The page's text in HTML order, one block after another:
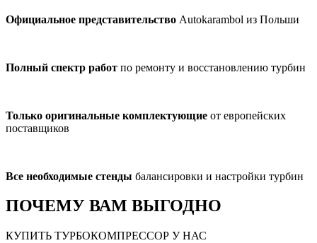
Официальное представительство Autokarambol из Польши
Полный спектр работ по ремонту и восстановлению турбин
Только оригинальные комплектующие от европейских
поставщиков
Все необходимые стенды балансировки и настройки турбин
ПОЧЕМУ ВАМ ВЫГОДНО
КУПИТЬ ТУРБОКОМПРЕССОР У НАС